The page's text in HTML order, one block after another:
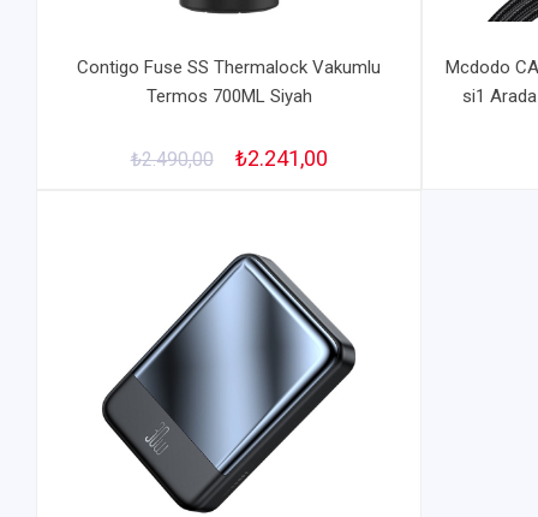
Contigo Fuse SS Thermalock Vakumlu
Termos 700ML Siyah
₺2.490,00 ₺2.241,00
Mcdodo
si1